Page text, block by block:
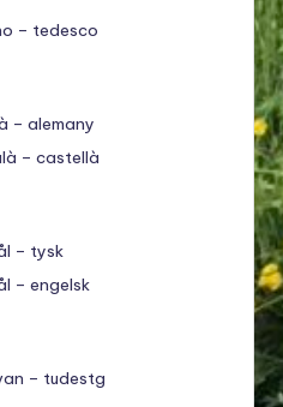
– tedesco
– alemany
– castellà
– tysk
– engelsk
– tudestg